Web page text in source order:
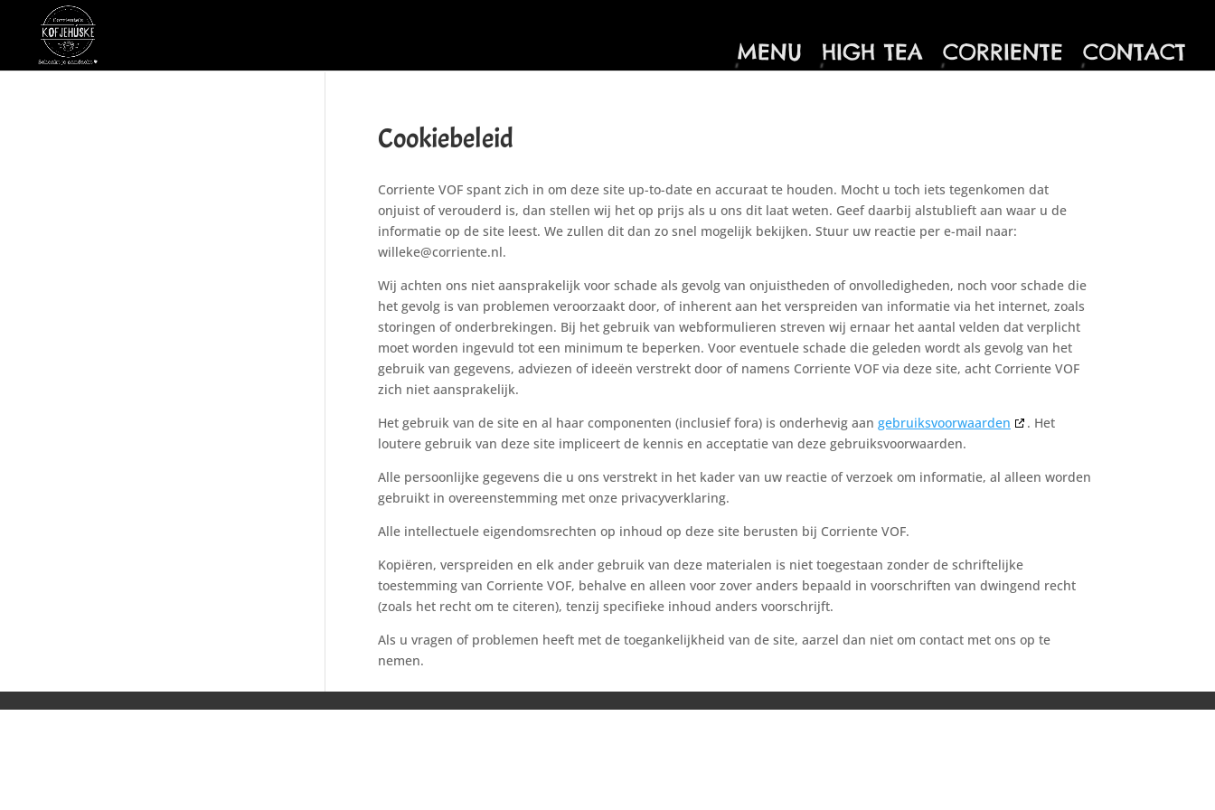
MENU HIGH TEA CORRIENTE CONTACT
Cookiebeleid
Corriente VOF spant zich in om deze site up-to-date en accuraat te houden. Mocht u toch iets tegenkomen dat
onjuist of verouderd is, dan stellen wij het op prijs als u ons dit laat weten. Geef daarbij alstublieft aan waar u de
informatie op de site leest. We zullen dit dan zo snel mogelijk bekijken. Stuur uw reactie per e-mail naar:
willeke@corriente.nl.
Wij achten ons niet aansprakelijk voor schade als gevolg van onjuistheden of onvolledigheden, noch voor schade die
het gevolg is van problemen veroorzaakt door, of inherent aan het verspreiden van informatie via het internet, zoals
storingen of onderbrekingen. Bij het gebruik van webformulieren streven wij ernaar het aantal velden dat verplicht
moet worden ingevuld tot een minimum te beperken. Voor eventuele schade die geleden wordt als gevolg van het
gebruik van gegevens, adviezen of ideeën verstrekt door of namens Corriente VOF via deze site, acht Corriente VOF
zich niet aansprakelijk.
Het gebruik van de site en al haar componenten (inclusief fora) is onderhevig aan gebruiksvoorwaarden
. Het
loutere gebruik van deze site impliceert de kennis en acceptatie van deze gebruiksvoorwaarden.
Alle persoonlijke gegevens die u ons verstrekt in het kader van uw reactie of verzoek om informatie, al alleen worden
gebruikt in overeenstemming met onze privacyverklaring.
Alle intellectuele eigendomsrechten op inhoud op deze site berusten bij Corriente VOF.
Kopiëren, verspreiden en elk ander gebruik van deze materialen is niet toegestaan zonder de schriftelijke
toestemming van Corriente VOF, behalve en alleen voor zover anders bepaald in voorschriften van dwingend recht
(zoals het recht om te citeren), tenzij specifieke inhoud anders voorschrijft.
Als u vragen of problemen heeft met de toegankelijkheid van de site, aarzel dan niet om contact met ons op te
nemen.